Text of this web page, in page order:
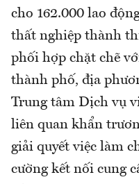
cho 162.000 lao
thất nghiệp thành
phối hợp chặt chẽ
thành phố, địa
Trung tâm Dịch vụ
liên quan khẩn
giải quyết việc làm
cường kết nối cung